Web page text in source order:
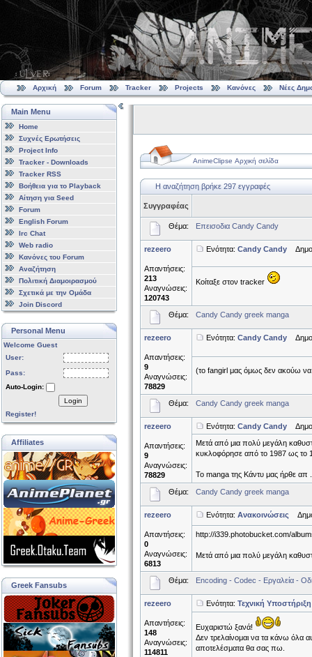
Αρχική Forum Tracker Projects Κανόνες Νέες
Main Menu
Home
Συχνές Ερωτήσεις
Project Info
Tracker - Downloads
Tracker RSS
Βοήθεια για το Playback
Αίτηση για Seed
Forum
English Forum
Irc Chat
Web radio
Κανόνες του Forum
Αναζήτηση
Πολιτική Διαμοιρασμού
Σχετικά με την Ομάδα
Join Discord
Personal Menu
Welcome Guest
User:
Pass:
Auto-Login:
Login
Register!
Affiliates
Greek Fansubs
AnimeClipse Αρχική σελίδα
Η αναζήτηση βρήκε 297 εγγραφές
Συγγραφέας
Θέμα: Επεισοδια Candy Candy
rezeero
Απαντήσεις:
213
Αναγνώσεις:
120743
Ενότητα: Candy Candy
Κοίταξε στον tracker
Θέμα: Candy Candy greek manga
rezeero
Απαντήσεις:
9
Αναγνώσεις:
78829
Ενότητα: Candy Candy
(το fangirl μας όμως δεν ακούω να
Θέμα: Candy Candy greek manga
rezeero
Απαντήσεις:
9
Αναγνώσεις:
78829
Ενότητα: Candy Candy
Μετά από μια πολύ μεγάλη
κυκλοφόρησε από το 1987 ως το
Το manga της Κάντυ μας ήρθε απ
Θέμα: Candy Candy greek manga
rezeero
Απαντήσεις:
0
Αναγνώσεις:
6813
Ενότητα: Ανακοινώσεις
http://i339.photobucket.com/
Μετά από μια πολύ μεγάλη
Θέμα: Encoding - Codec - Εργαλεία -
rezeero
Απαντήσεις:
148
Αναγνώσεις:
114811
Ενότητα: Τεχνική Υποστήριξη
Eυχαριστώ ξανά!
Δεν τρελαίνομαι να τα κάνω όλα
αποτελέσματα θα σας πω.